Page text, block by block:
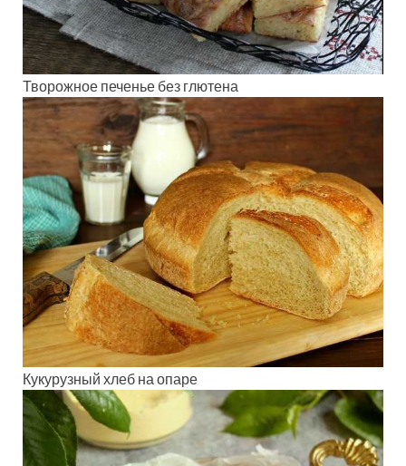
Творожное печенье без глютена
Кукурузный хлеб на опаре